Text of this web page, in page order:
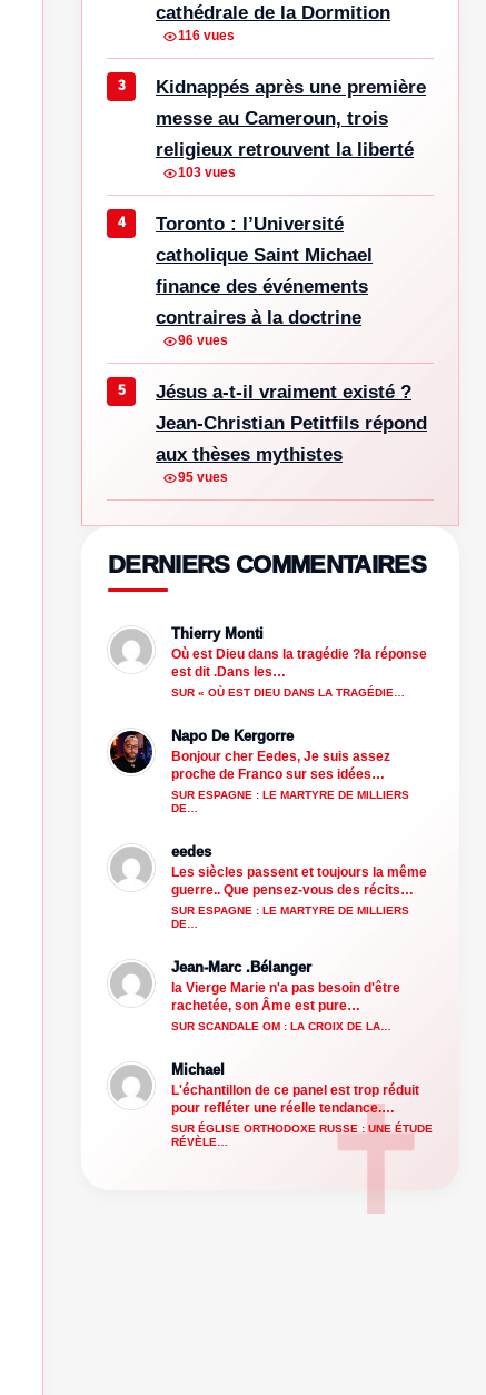
cathédrale de la Dormition
116 vues
Kidnappés après une première
messe au Cameroun, trois
religieux retrouvent la liberté
103 vues
Toronto : l’Université
catholique Saint Michael
finance des événements
contraires à la doctrine
96 vues
Jésus a-t-il vraiment existé ?
Jean-Christian Petitfils répond
aux thèses mythistes
95 vues
DERNIERS COMMENTAIRES
Thierry Monti
Où est Dieu dans la tragédie ?la réponse
est dit .Dans les…
SUR « OÙ EST DIEU DANS LA TRAGÉDIE…
Napo De Kergorre
Bonjour cher Eedes, Je suis assez
proche de Franco sur ses idées…
SUR ESPAGNE : LE MARTYRE DE MILLIERS
DE…
eedes
Les siècles passent et toujours la même
guerre.. Que pensez-vous des récits…
SUR ESPAGNE : LE MARTYRE DE MILLIERS
DE…
Jean-Marc .Bélanger
la Vierge Marie n'a pas besoin d'être
rachetée, son Âme est pure…
SUR SCANDALE OM : LA CROIX DE LA…
Michael
L'échantillon de ce panel est trop réduit
pour refléter une réelle tendance.…
SUR ÉGLISE ORTHODOXE RUSSE : UNE ÉTUDE
RÉVÈLE…